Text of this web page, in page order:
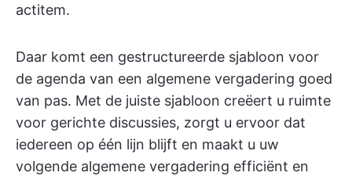
actitem.
Daar komt een gestructureerde sjabloon voor
de agenda van een algemene vergadering goed
van pas. Met de juiste sjabloon creëert u ruimte
voor gerichte discussies, zorgt u ervoor dat
iedereen op één lijn blijft en maakt u uw
volgende algemene vergadering efficiënt en